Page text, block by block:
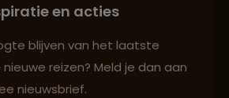
reisroutes
en acties
blijven van het laatste
reizen? Meld je dan aan
nieuwsbrief.